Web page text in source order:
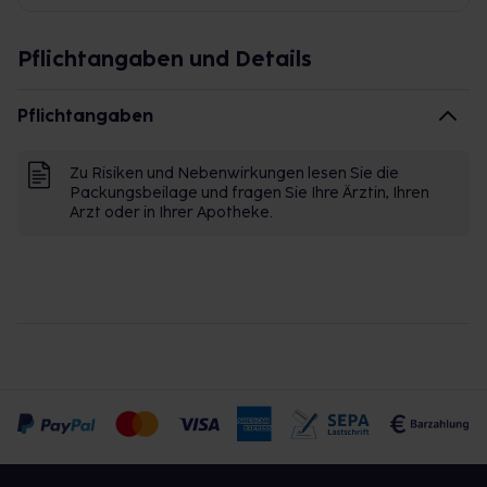
Pflichtangaben und Details
Pflichtangaben
Zu Risiken und Nebenwirkungen lesen Sie die
Packungsbeilage und fragen Sie Ihre Ärztin, Ihren
Arzt oder in Ihrer Apotheke.